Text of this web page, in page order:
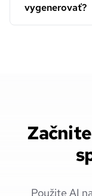
vygenerovať?
Použite AI